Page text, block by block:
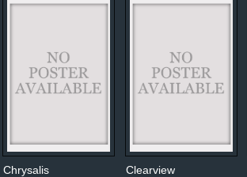
Chrysalis Clearview